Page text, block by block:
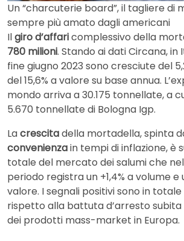
Un “charcuterie board”, il tagliere di
sempre più amato dagli americani
Ilgiro d’affaricomplessivo della
780 milioni. Stando ai dati Circana, in
fine giugno 2023 sono cresciute del
del 15,6% a valore su base annua.
mondo arriva a 30.175 tonnellate, a
5.670 tonnellate di Bologna Igp.
Lacrescitadella mortadella, spinta
convenienzain tempi di inflazione, è
totale del mercato dei salumi che
periodo registra un +1,4% a volume e
valore. I segnali positivi sono in
rispetto alla battuta d’arresto
dei prodotti mass-market in Europa.